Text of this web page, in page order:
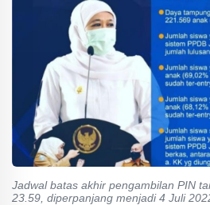
Jadwal batas akhir pengambilan PIN
23.59, diperpanjang menjadi 4 Juli